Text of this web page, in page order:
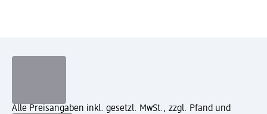
Alle Preisangaben inkl. gesetzl. MwSt., zzgl. Pfand und